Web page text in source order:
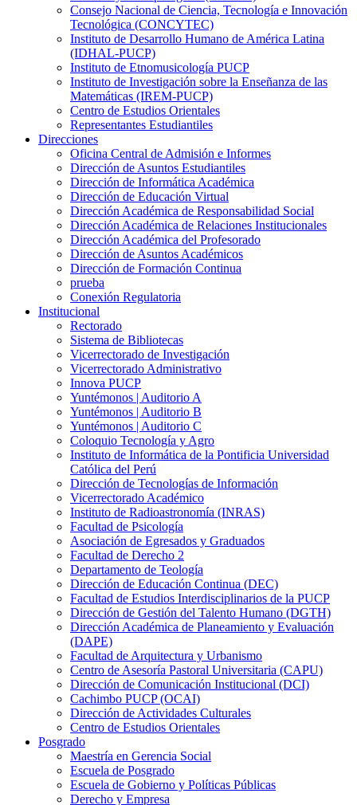
Consejo Nacional de Ciencia, Tecnología e Innovación
Tecnológica (CONCYTEC)
Instituto de Desarrollo Humano de América Latina
(IDHAL-PUCP)
Instituto de Etnomusicología PUCP
Instituto de Investigación sobre la Enseñanza de las
Matemáticas (IREM-PUCP)
Centro de Estudios Orientales
Representantes Estudiantiles
Direcciones
Oficina Central de Admisión e Informes
Dirección de Asuntos Estudiantiles
Dirección de Informática Académica
Dirección de Educación Virtual
Dirección Académica de Responsabilidad Social
Dirección Académica de Relaciones Institucionales
Dirección Académica del Profesorado
Dirección de Asuntos Académicos
Dirección de Formación Continua
prueba
Conexión Regulatoria
Institucional
Rectorado
Sistema de Bibliotecas
Vicerrectorado de Investigación
Vicerrectorado Administrativo
Innova PUCP
Yuntémonos | Auditorio A
Yuntémonos | Auditorio B
Yuntémonos | Auditorio C
Coloquio Tecnología y Agro
Instituto de Informática de la Pontificia Universidad
Católica del Perú
Dirección de Tecnologías de Información
Vicerrectorado Académico
Instituto de Radioastronomía (INRAS)
Facultad de Psicología
Asociación de Egresados y Graduados
Facultad de Derecho 2
Departamento de Teología
Dirección de Educación Continua (DEC)
Facultad de Estudios Interdisciplinarios de la PUCP
Dirección de Gestión del Talento Humano (DGTH)
Dirección Académica de Planeamiento y Evaluación
(DAPE)
Facultad de Arquitectura y Urbanismo
Centro de Asesoría Pastoral Universitaria (CAPU)
Dirección de Comunicación Institucional (DCI)
Cachimbo PUCP (OCAI)
Dirección de Actividades Culturales
Centro de Estudios Orientales
Posgrado
Maestría en Gerencia Social
Escuela de Posgrado
Escuela de Gobierno y Políticas Públicas
Derecho y Empresa